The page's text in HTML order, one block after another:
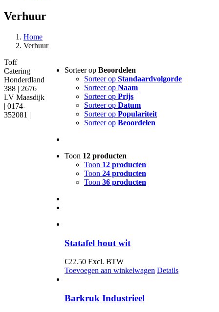
Verhuur
Home
Verhuur
Sorteer op Beoordelen
Sorteer op Standaardvolgorde
Sorteer op Naam
Sorteer op Prijs
Sorteer op Datum
Sorteer op Populariteit
Sorteer op Beoordelen
Toon 12 producten
Toon 12 producten
Toon 24 producten
Toon 36 producten
Statafel hout wit
€22.50 Excl. BTW
Toevoegen aan winkelwagen Details
Barkruk Industrieel
Toff
Catering |
Honderdland
388 | 2676
LV Maasdijk
| 0174-
352081 |